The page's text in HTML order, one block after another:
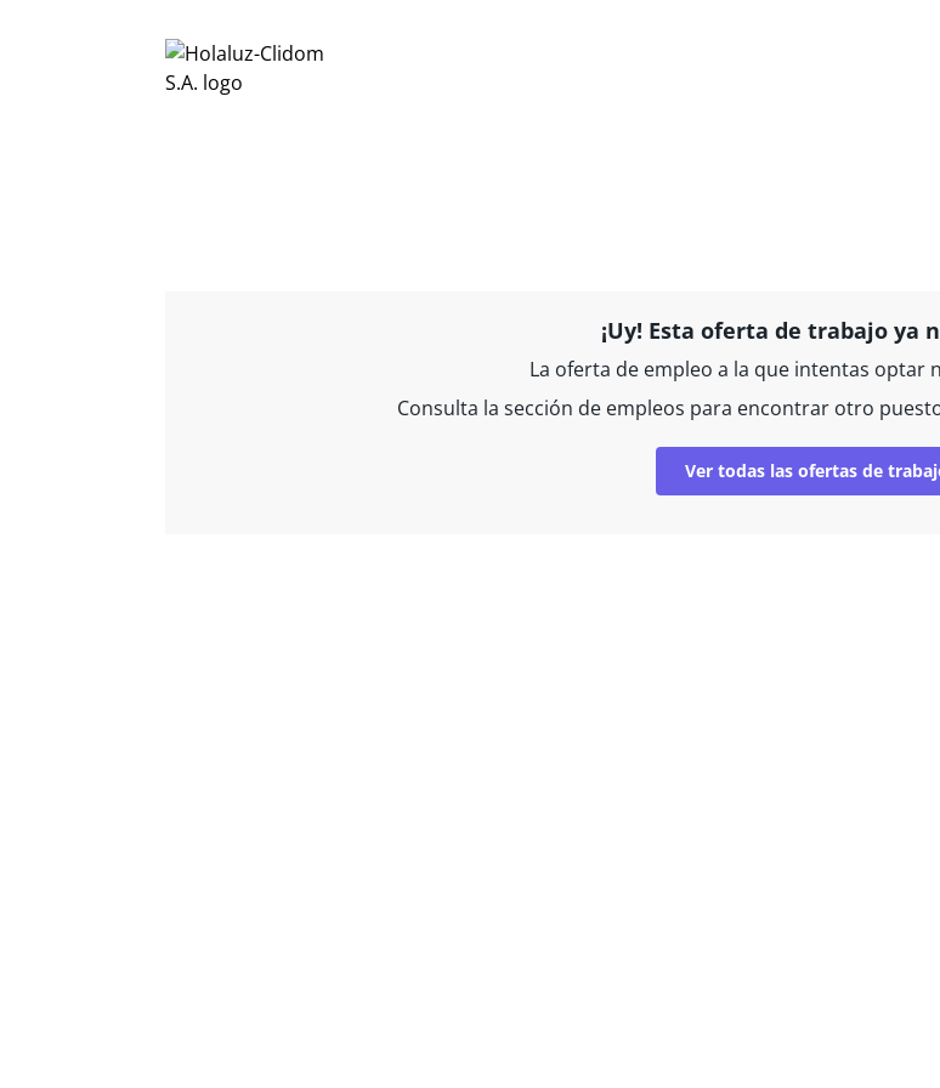
¡Uy! Esta oferta de trabajo ya
La oferta de empleo a la que intentas optar
Consulta la sección de empleos para encontrar otro
Ver todas las ofertas de